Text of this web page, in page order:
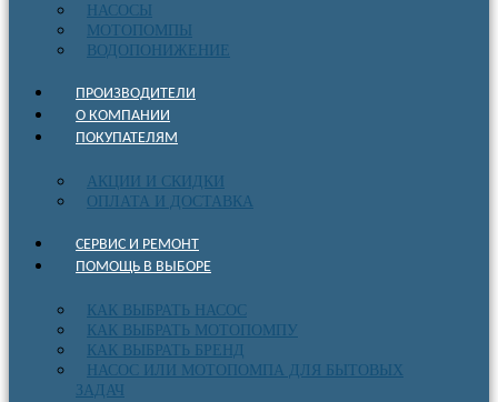
НАСОСЫ
МОТОПОМПЫ
ВОДОПОНИЖЕНИЕ
ПРОИЗВОДИТЕЛИ
О КОМПАНИИ
ПОКУПАТЕЛЯМ
АКЦИИ И СКИДКИ
ОПЛАТА И ДОСТАВКА
СЕРВИС И РЕМОНТ
ПОМОЩЬ В ВЫБОРЕ
КАК ВЫБРАТЬ НАСОС
КАК ВЫБРАТЬ МОТОПОМПУ
КАК ВЫБРАТЬ БРЕНД
НАСОС ИЛИ МОТОПОМПА ДЛЯ БЫТОВЫХ
ЗАДАЧ